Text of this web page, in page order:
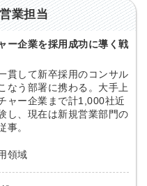
業担当
ー企業を採用成功に導く戦
貫して新卒採用のコンサル
なう部署に携わる。大手上
ャー企業まで計1,000社近
し、現在は新規営業部門の
事。
領域